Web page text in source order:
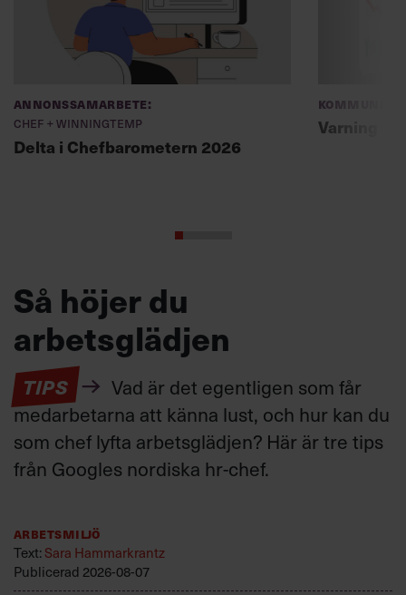
Annonssamarbete:
Chef + Winningtemp
Delta i Chefbarometern 2026
Varning
Så höjer du
arbetsglädjen
TIPS
Vad är det egentligen som får
medarbetarna att känna lust, och hur kan du
som chef lyfta arbetsglädjen? Här är tre tips
från Googles nordiska hr-chef.
Arbetsmiljö
Text:Sara Hammarkrantz
Publicerad 2026-08-07